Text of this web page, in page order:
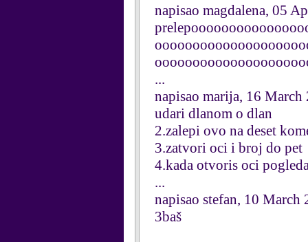
napisao magdalena, 05
...
napisao marija, 16 March
udari dlanom o dlan
2.zalepi ovo na deset
3.zatvori oci i broj do pet
4.kada otvoris oci
...
napisao stefan, 10 March
3baš